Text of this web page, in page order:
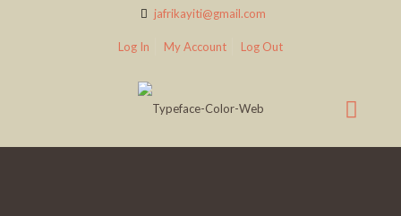
jafrikayiti@gmail.com
Log In My Account Log Out